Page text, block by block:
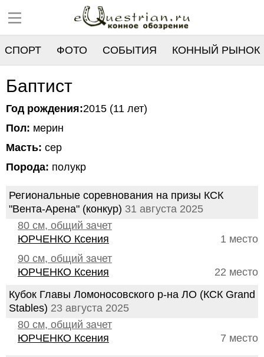
СПОРТ ФОТО СОБЫТИЯ КОННЫЙ РЫНОК
РЕЕСТР
Баптист
Год рождения:2015 (11 лет)
Пол: мерин
Масть: сер
Порода: полукр
Региональные соревнования на призы КСК
"Вента-Арена" (конкур) 31 августа 2025
80 см, общий зачет
1 место
ЮРЧЕНКО Ксения
90 см, общий зачет
22 место
ЮРЧЕНКО Ксения
Кубок Главы Ломоносовского р-на ЛО (КСК Grand
Stables) 23 августа 2025
80 см, общий зачет
7 место
ЮРЧЕНКО Ксения